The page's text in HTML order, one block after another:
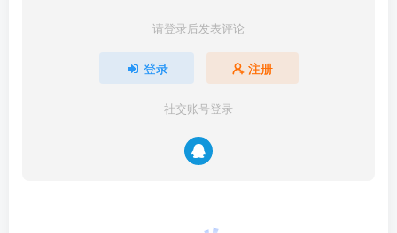
请登录后发表评论
登录 注册
社交账号登录